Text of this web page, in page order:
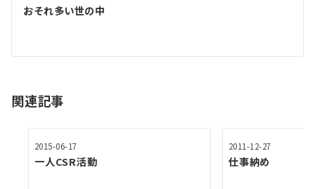
ゲ
シ
ン
おそれ多い世の中
関連記事
2015-06-17
一人CSR活動
2011-12-27
仕事納め